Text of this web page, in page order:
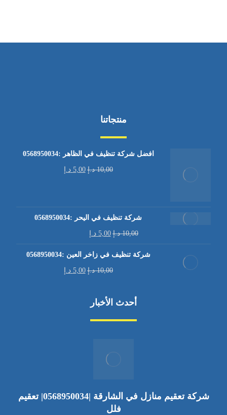
منتجاتنا
افضل شركة تنظيف في الظاهر :0568950034
10,00 د.إ 5,00 د.إ
شركة تنظيف في اليحر :0568950034
10,00 د.إ 5,00 د.إ
شركة تنظيف في زاخر العين :0568950034
10,00 د.إ 5,00 د.إ
أحدث الأخبار
شركة تعقيم منازل في الشارقة |0568950034| تعقيم
فلل